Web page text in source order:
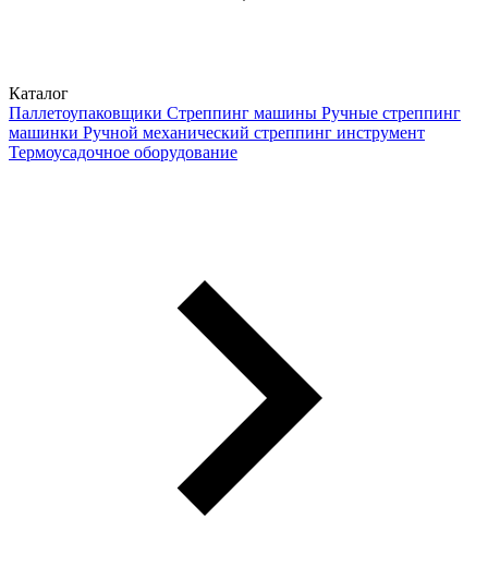
Каталог
Паллетоупаковщики Стреппинг машины Ручные стреппинг
машинки Ручной механический стреппинг инструмент
Термоусадочное оборудование